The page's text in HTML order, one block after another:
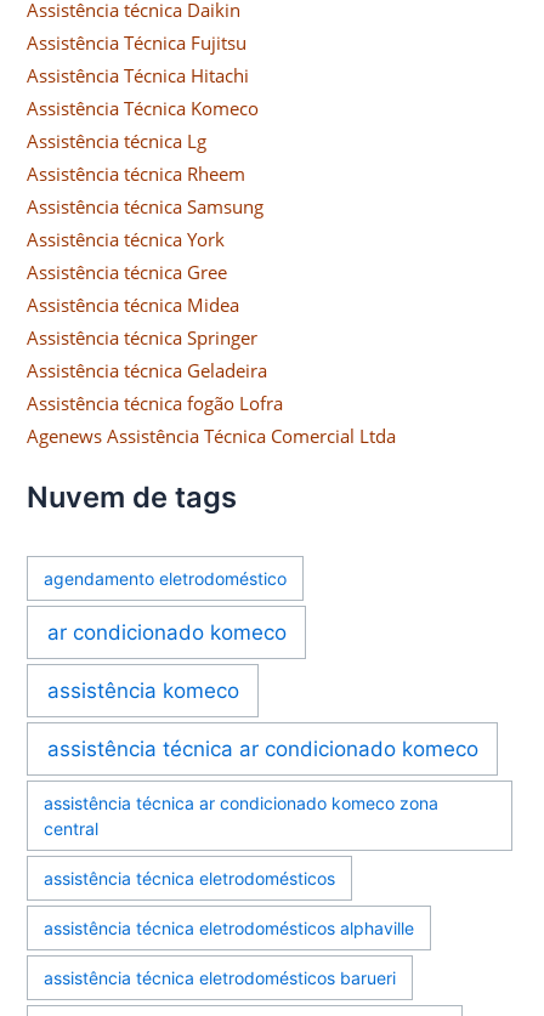
Assistência técnica Daikin
Assistência Técnica Fujitsu
Assistência Técnica Hitachi
Assistência Técnica Komeco
Assistência técnica Lg
Assistência técnica Rheem
Assistência técnica Samsung
Assistência técnica York
Assistência técnica Gree
Assistência técnica Midea
Assistência técnica Springer
Assistência técnica Geladeira
Assistência técnica fogão Lofra
Agenews Assistência Técnica Comercial Ltda
Nuvem de tags
agendamento eletrodoméstico
ar condicionado komeco
assistência komeco
assistência técnica ar condicionado komeco
assistência técnica ar condicionado komeco zona
central
assistência técnica eletrodomésticos
assistência técnica eletrodomésticos alphaville
assistência técnica eletrodomésticos barueri